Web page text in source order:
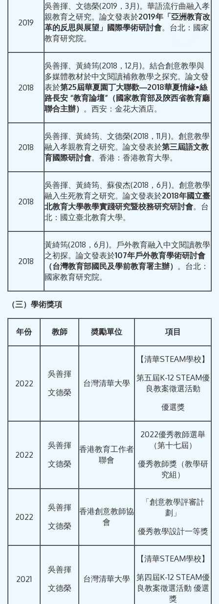
2019
吳善揮、文德榮(2019，3月)。華語流行曲融入孝
親教育之研究。論文發表於2019年「亞洲教育改
革的反思與展望」國際學術研討會。台北：國家
教育研究院。
2018
吳善揮、黃綺筠(2018，12月)。結合創意教學與
多媒體教材於中文閱讀補救教學之探究。論文發
表於第25屆華夏園丁大聯歡―2018華夏情緣•絲
路長安 “教育論壇” （國家教育部及陝西省教育廳
聯合主辦） 。西安：金花大酒店。
2018
吳善揮、黃綺筠、文德榮(2018，11月)。創意教學
融入孝親教育之研究。論文發表於第三屆語文教
育國際研討會。香港：香港教育大學。
2018
吳善揮、黃綺筠、蘇俊杰(2018，6月)。創意教學
融入生死教育之研究。論文發表於2018年國立臺
北教育大學教學實踐研究暨校務研究研討會。台
北：國立臺北教育大學。
2018
黃綺筠(2018，6月)。戶外教育融入中文閱讀教學
之初探。論文發表於107年戶外教育學術研討會
（台灣教育部國民及學前教育署主辦） 。台北：
國家教育研究院。
（三）學術獎項
年份 教師 奬勵單位 項目
2022
吳善揮
文德榮
台灣清華大學
【清華STEAM學校】
第五屆K-12 STEAM優
良教案徵選活動
優選獎
2022
吳善揮
文德榮
香港教育工作者
聯會
2022優秀教師選舉
（第十七屆）
優秀教師獎（教學研
究組）
2022
吳善揮
文德榮
香港創意教師協
會
「創意教學評審計
劃」
優秀教學設計一等獎
2021
吳善揮
文德榮
台灣清華大學
【清華STEAM學校】
第四屆K-12 STEAM優
良教案徵選活動 優選
獎